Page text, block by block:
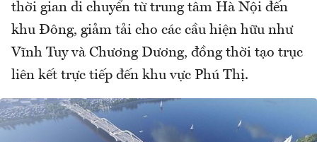
thời gian di chuyển từ trung tâm Hà Nội đến
khu Đông, giảm tải cho các cầu hiện hữu như
Vĩnh Tuy và Chương Dương, đồng thời tạo trục
liên kết trực tiếp đến khu vực Phú Thị.